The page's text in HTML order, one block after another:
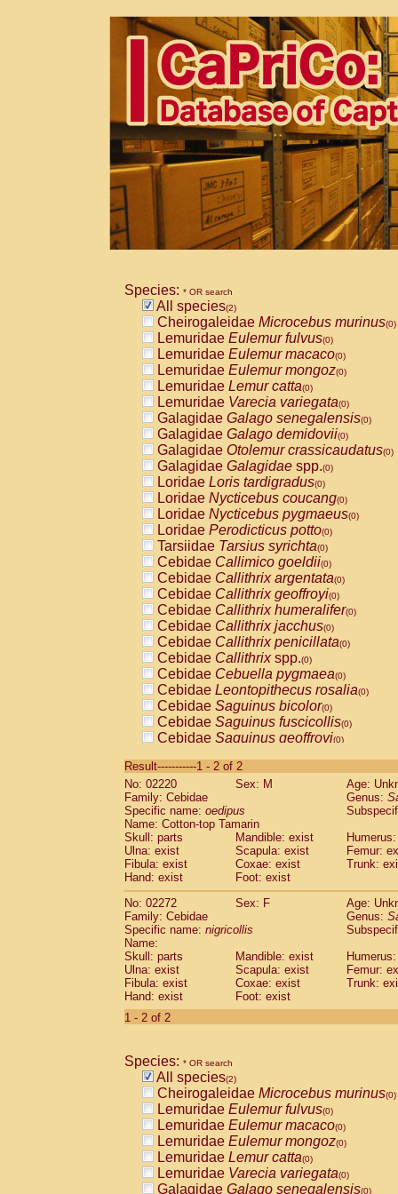
Species: * OR search
All species(2)
Cheirogaleidae Microcebus murinus(0)
Lemuridae Eulemur fulvus(0)
Lemuridae Eulemur macaco(0)
Lemuridae Eulemur mongoz(0)
Lemuridae Lemur catta(0)
Lemuridae Varecia variegata(0)
Galagidae Galago senegalensis(0)
Galagidae Galago demidovii(0)
Galagidae Otolemur crassicaudatus(0)
Galagidae Galagidae spp.(0)
Loridae Loris tardigradus(0)
Loridae Nycticebus coucang(0)
Loridae Nycticebus pygmaeus(0)
Loridae Perodicticus potto(0)
Tarsiidae Tarsius syrichta(0)
Cebidae Callimico goeldii(0)
Cebidae Callithrix argentata(0)
Cebidae Callithrix geoffroyi(0)
Cebidae Callithrix humeralifer(0)
Cebidae Callithrix jacchus(0)
Cebidae Callithrix penicillata(0)
Cebidae Callithrixspp.(0)
Cebidae Cebuella pygmaea(0)
Cebidae Leontopithecus rosalia(0)
Cebidae Saguinus bicolor(0)
Cebidae Saguinus fuscicollis(0)
Cebidae Saguinus geoffroyi(0)
CebidaeSaguinus labiatus(0)
Cebidae Saguinus leucopus (0)
Cebidae
CebidaeSaguinus mystax
Cebidae Saguinus nigricollis (1)
Cebidae Saguinus oedipus
Cebidae Saguinus weddelli
Cebidae Saguinusspp.
Cebidae Aotus trivirgatus
Cebidae
CebidaeCebus apella
Cebidae
Cebidae Cebus nigrivittatus
Cebidae Cebusspp.(0)
Cebidae Saimiri boliviensis
CebidaeSaimiri sciureus(0)
AtelidaeAlouatta caraya(0)
Atelidae Alouatta seniculus
AtelidaeAlouatta
AtelidaeAteles belzebuth(0)
AtelidaeAteles geoffroyi(0)
AtelidaeAteles paniscus(0)
AtelidaeAtelesspp. (0)
AtelidaeLagothrix lagothricha
AtelidaeLagothrix lagothricha cana
PitheciidaeCacajao calvus
Result-----------1 - 2 of 2
No: 02220
Sex: M
Age:
Family: Cebidae
Genus:
Specific name: oedipus
Name: Cotton-top Tamarin
Skull: parts
Mandible: exist
Ulna: exist
Scapula: exist
Femur:
Fibula: exist
Coxae: exist
Trunk:
Hand: exist
Foot: exist
No: 02272
Sex: F
Age:
Family: Cebidae
Genus:
Specific name: nigricollis
Name:
Skull: parts
Mandible: exist
Ulna: exist
Scapula: exist
Femur:
Fibula: exist
Coxae: exist
Trunk:
Hand: exist
Foot: exist
1 - 2 of 2
Species: * OR search
All species(2)
Cheirogaleidae Microcebus murinus(0)
Lemuridae Eulemur fulvus(0)
Lemuridae Eulemur macaco(0)
Lemuridae Eulemur mongoz(0)
Lemuridae Lemur catta(0)
Lemuridae Varecia variegata(0)
Galagidae Galago senegalensis(0)